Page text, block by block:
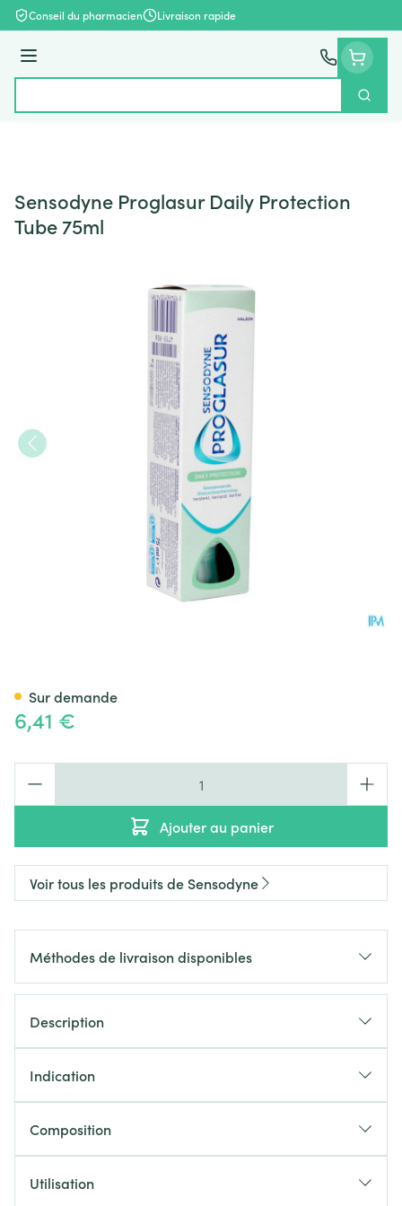
Aller au contenu
Conseil du pharmacien Livraison rapide
Menu
Sensodyne Proglasur Daily Protection
Tube 75ml
6,41 €
Ajouter au panier
Sur demande
Voir tous les produits de Sensodyne
Méthodes de livraison disponibles
Description
Indication
Composition
Utilisation